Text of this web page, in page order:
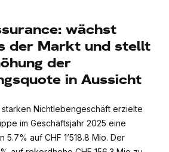
wächst
der Markt und stellt
der
in Aussicht
Nichtlebengeschäft erzielte
im Geschäftsjahr 2025 eine
auf CHF 1’518.8 Mio. Der